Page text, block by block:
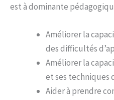
est à dominante
Améliorer la
des difficultés
Améliorer la
et ses techniques
Aider à prendre